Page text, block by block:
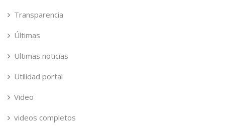
Transparencia
Últimas
Ultimas noticias
Utilidad portal
Video
videos completos